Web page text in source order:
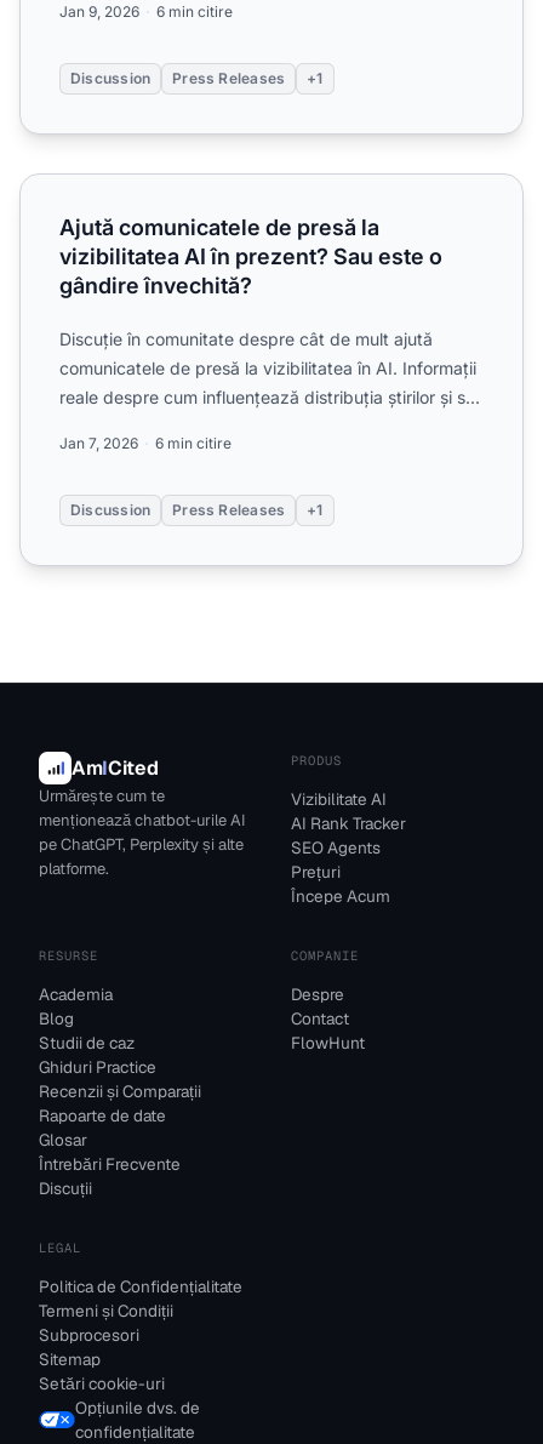
Jan 9, 2026 6 min citire
Discussion Press Releases +1
Ajută comunicatele de presă la vizibilitatea AI în prezent?
Ajută comunicatele de presă la
vizibilitatea AI în prezent? Sau este o
gândire învechită?
Discuție în comunitate despre cât de mult ajută
comunicatele de presă la vizibilitatea în AI. Informații
reale despre cum influențează distribuția știrilor și s...
Jan 7, 2026 6 min citire
Discussion Press Releases +1
AmICited
Urmărește cum te
menționează chatbot-urile AI
pe ChatGPT, Perplexity și alte
platforme.
PRODUS
Vizibilitate AI
AI Rank Tracker
SEO Agents
Prețuri
Începe Acum
RESURSE
Academia
Blog
Studii de caz
Ghiduri Practice
Recenzii și Comparații
Rapoarte de date
Glosar
Întrebări Frecvente
Discuții
COMPANIE
Despre
Contact
FlowHunt
LEGAL
Politica de Confidențialitate
Termeni și Condiții
Subprocesori
Sitemap
Setări cookie-uri
Opțiunile dvs. de
confidențialitate